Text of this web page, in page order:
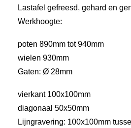
Lastafel gefreesd, gehard en
Werkhoogte:
poten 890mm tot 940mm
wielen 930mm
Gaten: Ø 28mm
vierkant 100x100mm
diagonaal 50x50mm
Lijngravering: 100x100mm